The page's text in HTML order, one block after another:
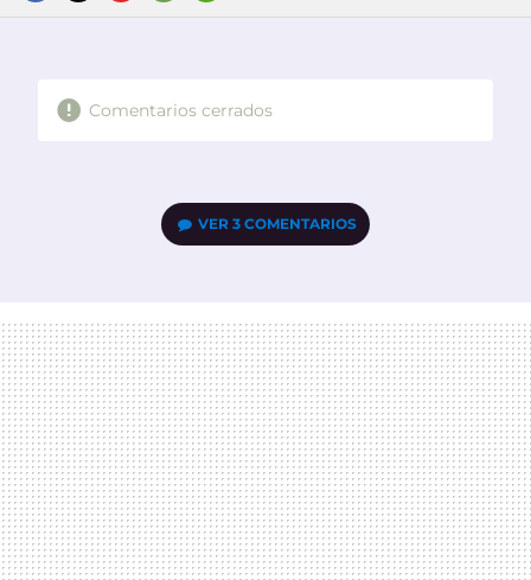
FACEBOOK
TWITTERFLIPBOARD
E-
WHATSAPP
Comentarios cerrados
VER3 COMENTARIOS